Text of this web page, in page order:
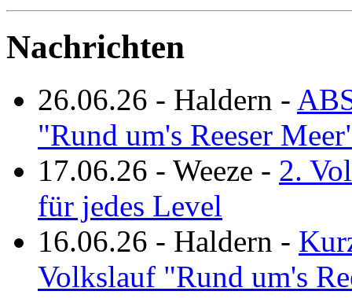
Nachrichten
26.06.26 - Haldern -
"Rund um's Reeser
17.06.26 - Weeze - 2.
für jedes Level
16.06.26 - Haldern -
Volkslauf "Rund um's